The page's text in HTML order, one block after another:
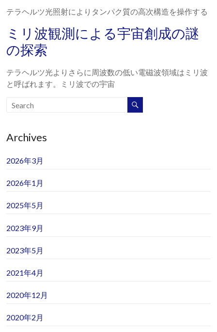
テラヘルツ光照射によりタンパク質の高次構造を操作する
ミリ波観測による宇宙創成の謎
の探索
テラヘルツ光よりさらに周波数の低い電磁波領域はミリ波
と呼ばれます。ミリ波での宇宙
Archives
2026年3月
2026年1月
2025年5月
2023年9月
2023年5月
2021年4月
2020年12月
2020年2月